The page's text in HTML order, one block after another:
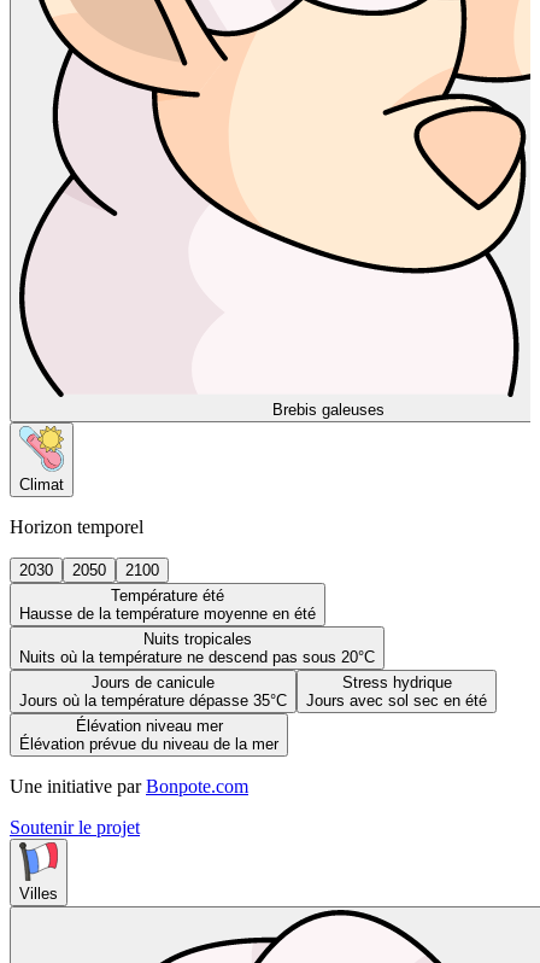
Brebis galeuses
Climat
Horizon temporel
2030 2050
2100
Température été
Hausse de la température moyenne en été
Nuits tropicales
Nuits où la température ne descend pas sous 20°C
Jours de canicule
Jours où la température dépasse 35°C
Stress hydrique
Jours avec sol sec en été
Élévation niveau mer
Élévation prévue du niveau de la mer
Une initiative par Bonpote.com
Soutenir le projet
Villes